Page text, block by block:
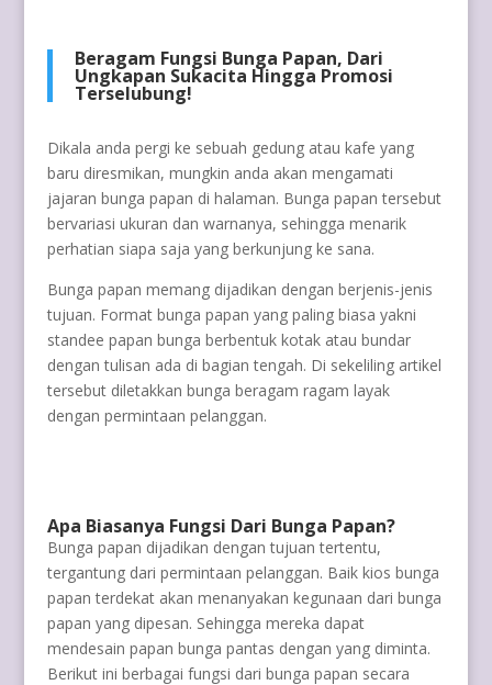
Beragam Fungsi Bunga Papan, Dari
Ungkapan Sukacita Hingga Promosi
Terselubung!
Dikala anda pergi ke sebuah gedung atau kafe yang
baru diresmikan, mungkin anda akan mengamati
jajaran bunga papan di halaman. Bunga papan tersebut
bervariasi ukuran dan warnanya, sehingga menarik
perhatian siapa saja yang berkunjung ke sana.
Bunga papan memang dijadikan dengan berjenis-jenis
tujuan. Format bunga papan yang paling biasa yakni
standee papan bunga berbentuk kotak atau bundar
dengan tulisan ada di bagian tengah. Di sekeliling artikel
tersebut diletakkan bunga beragam ragam layak
dengan permintaan pelanggan.
Apa Biasanya Fungsi Dari Bunga Papan?
Bunga papan dijadikan dengan tujuan tertentu,
tergantung dari permintaan pelanggan. Baik kios bunga
papan terdekat akan menanyakan kegunaan dari bunga
papan yang dipesan. Sehingga mereka dapat
mendesain papan bunga pantas dengan yang diminta.
Berikut ini berbagai fungsi dari bunga papan secara